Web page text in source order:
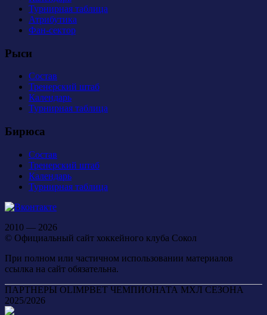
Турнирная таблица
Атрибутика
Фан-сектор
Рыси
Состав
Тренерский штаб
Календарь
Турнирная таблица
Бирюса
Состав
Тренерский штаб
Календарь
Турнирная таблица
2010 — 2026
© Официальный сайт хоккейного клуба Сокол
При полном или частичном использовании материалов
ссылка на сайт обязательна.
ПАРТНЕРЫ OLIMPBET ЧЕМПИОНАТА МХЛ СЕЗОНА
2025/2026